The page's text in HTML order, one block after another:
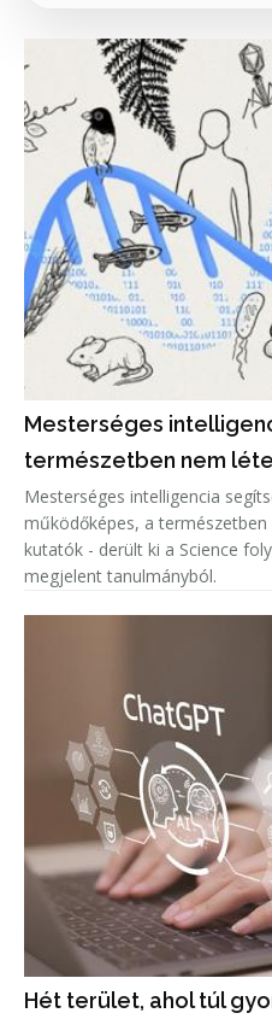
Mesterséges
természetben nem
Mesterséges intelligencia
működőképes, a
kutatók - derült ki a Science
megjelent tanulmányból.
Hét terület, ahol túl